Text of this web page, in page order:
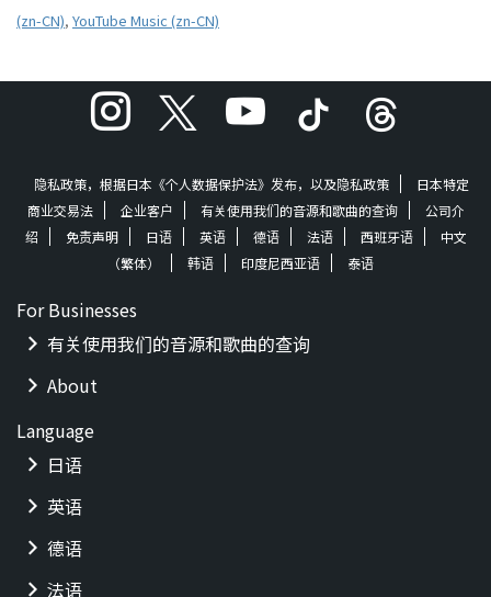
(zn-CN), YouTube Music (zn-CN)
隐私政策，根据日本《个人数据保护法》发布，以及隐私政策
日本特定
商业交易法
企业客户 有关使用我们的音源和歌曲的查询
公司介
绍
免责声明 日语 英语 德语 法语 西班牙语
中文
（繁体）
韩语 印度尼西亚语 泰语
For Businesses
有关使用我们的音源和歌曲的查询
About
Language
日语
英语
德语
法语